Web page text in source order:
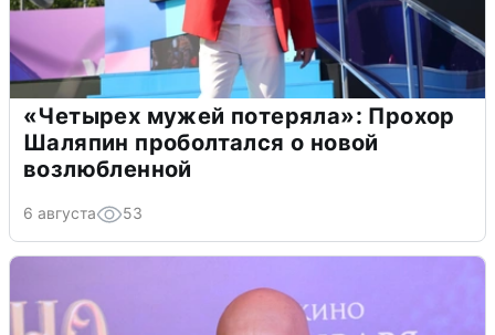
«Четырех мужей потеряла»: Прохор
Шаляпин проболтался о новой
возлюбленной
6 августа 53